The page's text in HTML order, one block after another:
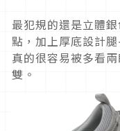
最犯規的還是立體
點，加上厚底設計
真的很容易被多看
雙。